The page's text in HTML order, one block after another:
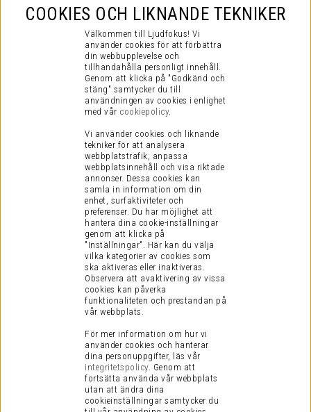
VÅR SUPPORT
ditt köp och efter. Även efter att du checkat ut i kassan så fortsätter
Via mail kommer du i kontakt med vår kompetenta kundtjänst som
mer än gärna hjälper dig med alla dina frågor, stora som små!
Du når oss på supporten:
support@ljudfokus.se
(vardagar kl 8-17)
KUNDINFORMATION
Vi är en certifierad E-handel
COOKIES OCH LIKNANDE TEKNIKER
Välkommen till Ljudfokus! Vi
använder cookies för att förbättra
din webbupplevelse och
tillhandahålla personligt innehåll.
Genom att klicka på "Godkänd och
stäng" samtycker du till
användningen av cookies i enlighet
med vår cookiepolicy.
Vi använder cookies och liknande
tekniker för att analysera
webbplatstrafik, anpassa
webbplatsinnehåll och visa riktade
annonser. Dessa cookies kan
samla in information om din
enhet, surfaktiviteter och
preferenser. Du har möjlighet att
hantera dina cookie-inställningar
genom att klicka på
"Inställningar". Här kan du välja
vilka kategorier av cookies som
ska aktiveras eller inaktiveras.
Observera att avaktivering av vissa
cookies kan påverka
funktionaliteten och prestandan på
vår webbplats.
För mer information om hur vi
använder cookies och hanterar
dina personuppgifter, läs vår
integritetspolicy. Genom att
fortsätta använda vår webbplats
utan att ändra dina
cookieinställningar samtycker du